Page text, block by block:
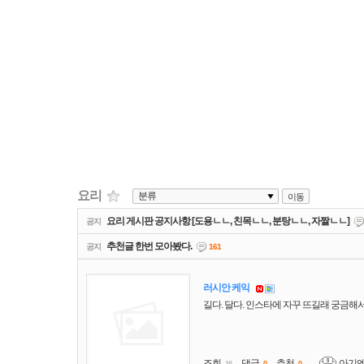
요리 이동
리스트웹진
공지 요리 게시판 공지사항 [도용ㄴㄴ, 친목ㄴㄴ, 분탕ㄴㄴ, 자짤ㄴㄴ]
공지 추천글 한번 모아봤다. 161
러시안 케익
길다. 달다. 인스타에 자꾸 뜨길래 궁금